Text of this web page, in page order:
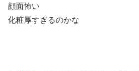
顔面怖い
化粧厚すぎるのかな